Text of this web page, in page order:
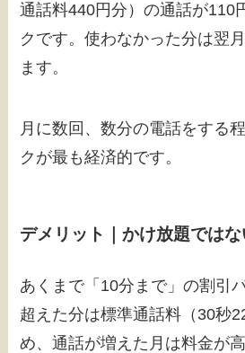
通話料440円分）の通話が110
クです。使わなかった分は翌
ます。
月に数回、数分の電話をする
クが最も経済的です。
デメリット｜かけ放題ではな
あくまで「10分まで」の割引
超えた分は標準通話料（30秒
め、通話が増えた月は料金が